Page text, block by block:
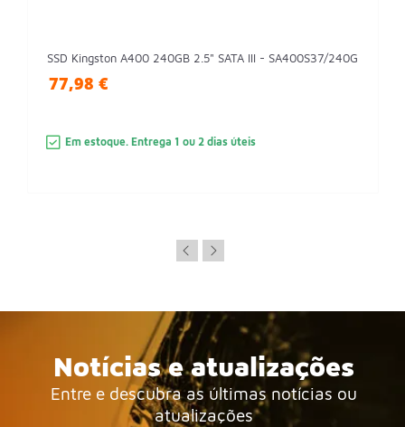
SSD Kingston A400 240GB 2.5" SATA III - SA400S37/240G
77,98 €
Em estoque. Entrega 1 ou 2 dias úteis
Notícias e atualizações
Entre e descubra as últimas notícias ou
atualizações